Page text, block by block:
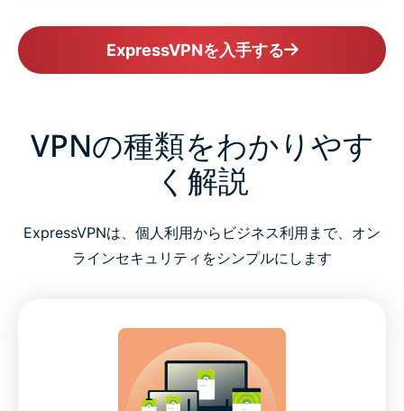
ExpressVPNを入手する
VPNの種類をわかりやす
く解説
ExpressVPNは、個人利用からビジネス利用まで、オン
ラインセキュリティをシンプルにします